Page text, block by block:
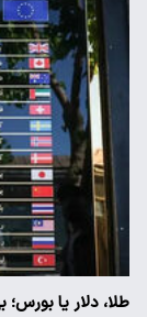
طلا، دلار یا